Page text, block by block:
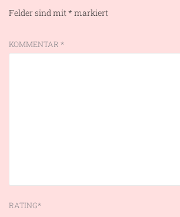
Felder sind mit* markiert
KOMMENTAR *
RATING*